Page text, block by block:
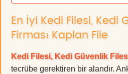
En İyi Kedi Filesi, Kedi
Firması Kaplan File
Kedi Filesi, Kedi Güvenlik
tecrübe gerektiren bir alandır.